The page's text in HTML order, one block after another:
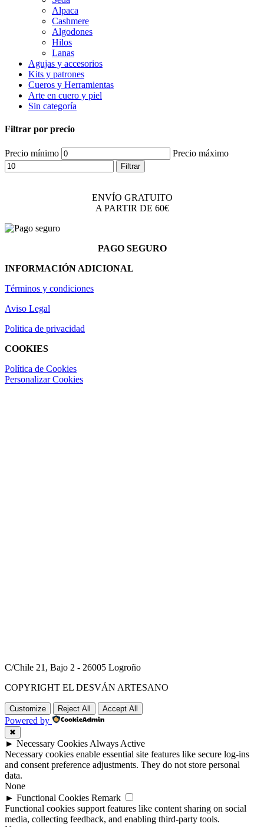
Alpaca
Cashmere
Algodones
Hilos
Lanas
Agujas y accesorios
Kits y patrones
Cueros y Herramientas
Arte en cuero y piel
Sin categoría
Filtrar por precio
Precio mínimo Precio máximo
Filtrar
ENVÍO GRATUITO
A PARTIR DE 60€
PAGO SEGURO
INFORMACIÓN ADICIONAL
Términos y condiciones
Aviso Legal
Politica de privacidad
COOKIES
Política de Cookies
Personalizar Cookies
C/Chile 21, Bajo 2 - 26005 Logroño
COPYRIGHT EL DESVÁN ARTESANO
Customize Reject All Accept All
Powered by
✖
► Necessary Cookies Always Active
Necessary cookies enable essential site features like secure log-ins
and consent preference adjustments. They do not store personal
data.
None
► Functional Cookies Remark
Functional cookies support features like content sharing on social
media, collecting feedback, and enabling third-party tools.